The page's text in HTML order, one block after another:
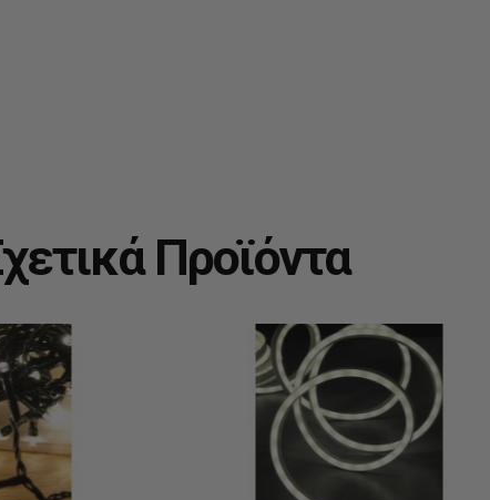
Προϊόντα